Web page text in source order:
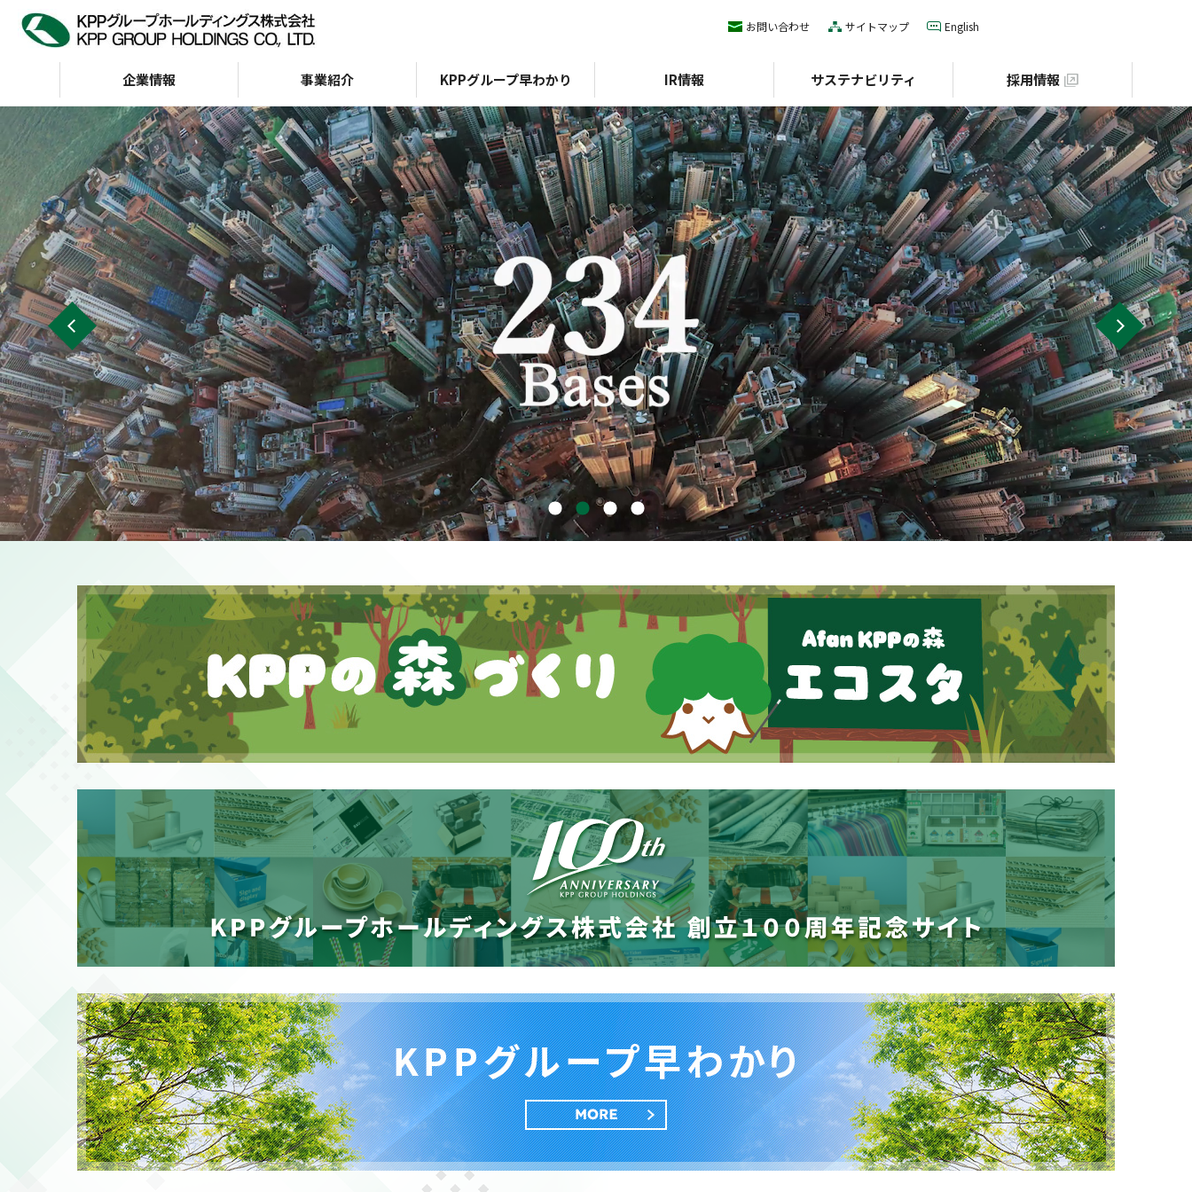
お問い合わせ サイトマップ English
企業情報
トップメッセージ KPP GROUP WAY KPPグループ憲章 会社概要 沿革 組織図 役員一覧
グローバルネットワーク
会社案内
企業情報 事業紹介 KPPグループ早わかり
IR情報
経営方針
株主・投資家の皆様へ
KPP GROUP WAY
KPPグループ憲章
ディスクロージャーポリ
シー
事業等のリスク
財務・業績
財務ハイライト（通期）
おもな経営指標
キャッシュフロー
IRライブラリ
決算短信
決算説明会資料
中期経営計画
IRニュース
有価証券報告書/四半期報
告書
統合報告書
株主通信（年次報告書）
内部統制報告書
株式情報
株式基本情報
株価
配当
株主優待
株主総会
株式事務手続き
定款・株式取扱規則
株主総会動画配信
IRカレンダー 個人投資家の皆様へ
IR情報
サステナビリティ
サステナビリティビジョン サステナビリティマネジメント ESGデータ 方針 外部評価 E（環境）
S（社会）
G（ガバナンス）
インデックス 認証 イニシアチブ エコスタ アファンの森財団との協業
サステナビリティ 採用情報